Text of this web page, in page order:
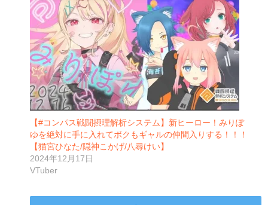
【#コンパス戦闘摂理解析システム】新ヒーロー！みりぽ
ゆを絶対に手に入れてボクもギャルの仲間入りする！！！
【猫宮ひなた/隠神こかげ/八尋けい】
2024年12月17日
VTuber